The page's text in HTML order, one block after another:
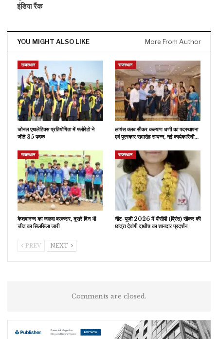
इंडिया रैंक
YOU MIGHT ALSO LIKE More From Author
राजस्थान
जोनल एथलेटिक्स प्रतियोगिता में फ्लोरेटो ने
जीते 35 पदक
राजस्थान
लायंस क्लब सीकर कल्याण धणी का पदस्थापना
एवं पुरस्कार समारोह सम्पन्न, नई कार्यकारिणी…
राजस्थान
केशवानन्द का जलवा बरकरार, दूसरे दिन भी
जीत का सिलसिला जारी
राजस्थान
नीट-यूजी 2026 में पीसीपी (प्रिंस) सीकर की
छात्रा देवांगी दाधीच का शानदार प्रदर्शन
PREV NEXT
Comments are closed.